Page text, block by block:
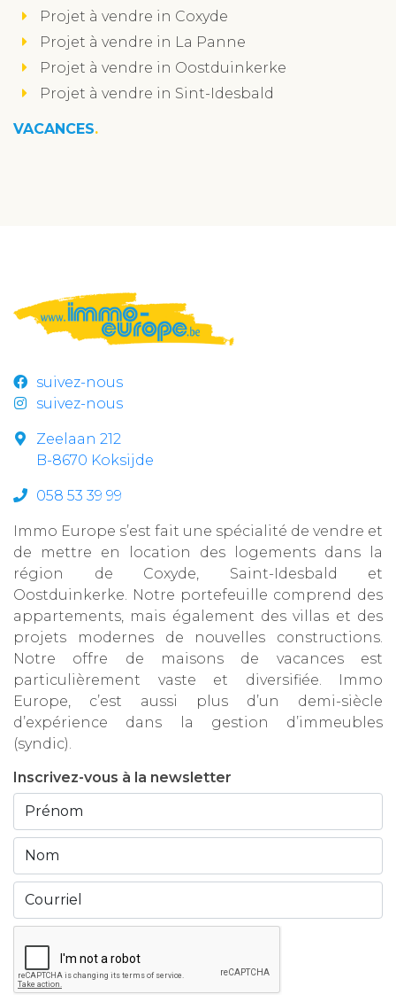
Projet à vendre in Coxyde
Projet à vendre in La Panne
Projet à vendre in Oostduinkerke
Projet à vendre in Sint-Idesbald
VACANCES
suivez-nous
suivez-nous
Zeelaan 212
B-8670 Koksijde
058 53 39 99
Immo Europe s’est fait une spécialité de vendre et
de mettre en location des logements dans la
région de Coxyde, Saint-Idesbald et
Oostduinkerke. Notre portefeuille comprend des
appartements, mais également des villas et des
projets modernes de nouvelles constructions.
Notre offre de maisons de vacances est
particulièrement vaste et diversifiée. Immo
Europe, c’est aussi plus d’un demi-siècle
d’expérience dans la gestion d’immeubles
(syndic).
Inscrivez-vous à la newsletter